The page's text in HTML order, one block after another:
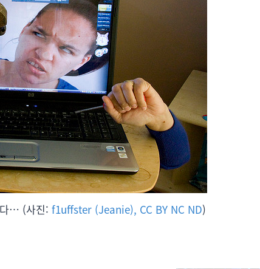
다… (사진:f1uffster (Jeanie), CC BY NC ND)